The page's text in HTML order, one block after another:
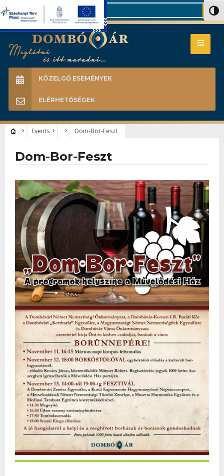
Search
KÖZELGŐ ESEMÉNYEK
ELÉRHETŐSÉGEK
Events Dom-Bor-Feszt
Dom-Bor-Feszt